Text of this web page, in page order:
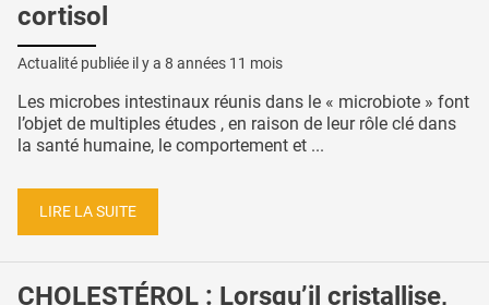
cortisol
Actualité publiée il y a 8 années 11 mois
Les microbes intestinaux réunis dans le « microbiote » font
l’objet de multiples études , en raison de leur rôle clé dans
la santé humaine, le comportement et ...
LIRE LA SUITE
CHOLESTÉROL : Lorsqu’il cristallise,